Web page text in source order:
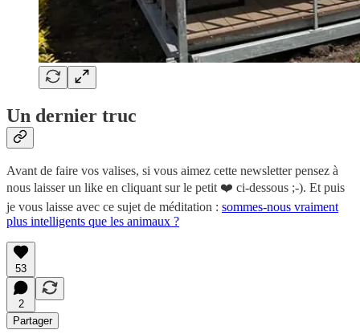
Un dernier truc
Avant de faire vos valises, si vous aimez cette newsletter pensez à
nous laisser un like en cliquant sur le petit ❤️ ci-dessous ;-). Et puis
je vous laisse avec ce sujet de méditation : sommes-nous vraiment
plus intelligents que les animaux ?
53
2
Partager